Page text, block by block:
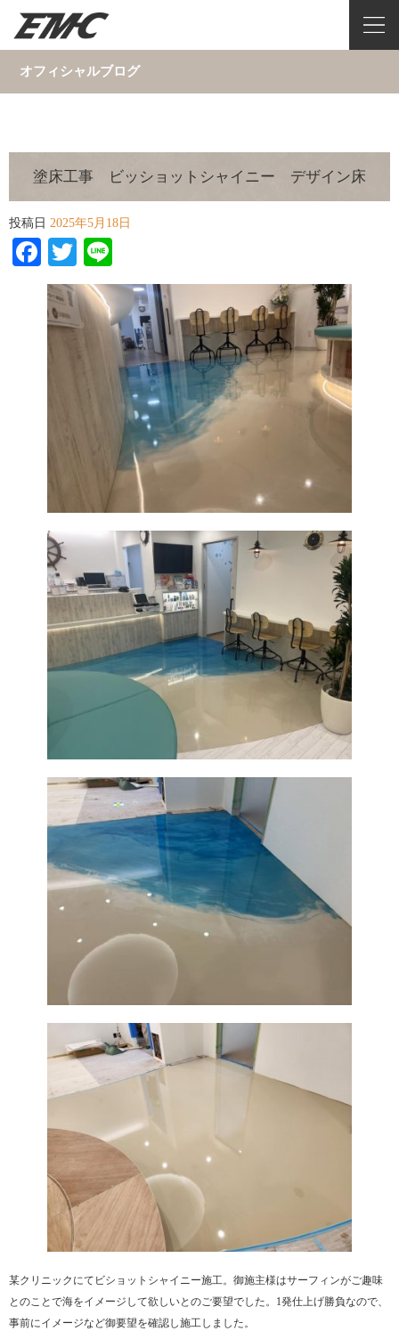
オフィシャルブログ
塗床工事 ビッショットシャイニー デザイン床
投稿日 2025年5月18日
Facebook
Twitter
某クリニックにてビショットシャイニー施工。御施主様はサーフィンがご趣味
とのことで海をイメージして欲しいとのご要望でした。1発仕上げ勝負なので、
事前にイメージなど御要望を確認し施工しました。